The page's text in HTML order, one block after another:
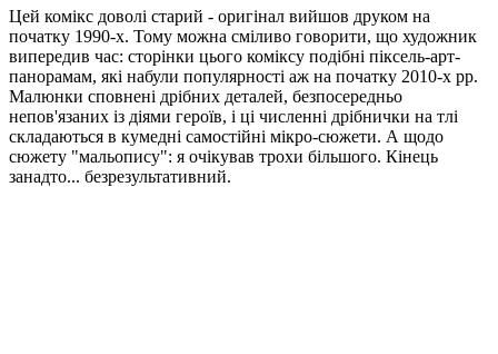
Цей комікс доволі старий - оригінал вийшов друком на
початку 1990-х. Тому можна сміливо говорити, що художник
випередив час: сторінки цього коміксу подібні піксель-арт-
панорамам, які набули популярності аж на початку 2010-х рр.
Малюнки сповнені дрібних деталей, безпосередньо
непов'язаних із діями героїв, і ці численні дрібнички на тлі
складаються в кумедні самостійні мікро-сюжети. А щодо
сюжету "мальопису": я очікував трохи більшого. Кінець
занадто... безрезультативний.